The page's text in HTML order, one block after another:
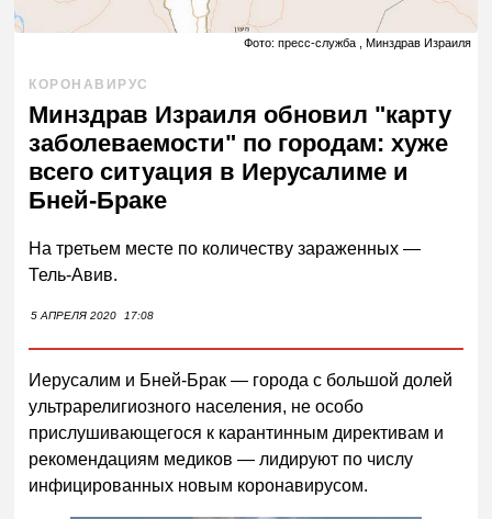
Фото: пресс-служба , Минздрав Израиля
КОРОНАВИРУС
Минздрав Израиля обновил "карту
заболеваемости" по городам: хуже
всего ситуация в Иерусалиме и
Бней-Браке
На третьем месте по количеству зараженных —
Тель-Авив.
5 АПРЕЛЯ 2020 17:08
Иерусалим и Бней-Брак — города с большой долей
ультрарелигиозного населения, не особо
прислушивающегося к карантинным директивам и
рекомендациям медиков — лидируют по числу
инфицированных новым коронавирусом.